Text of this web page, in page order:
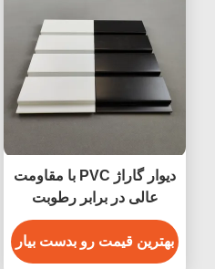
دیوار گاراژ PVC با مقاومت
عالی در برابر رطوبت
بهترین قیمت رو بدست بیار